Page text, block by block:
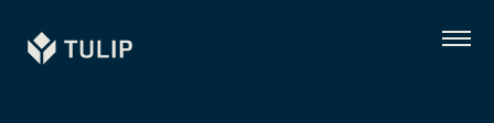
Tulip Menü